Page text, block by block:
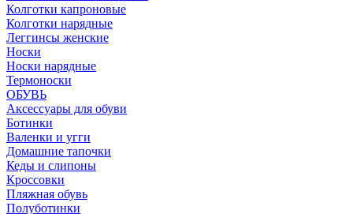
Колготки капроновые
Колготки нарядные
Леггинсы женские
Носки
Носки нарядные
Термоноски
ОБУВЬ
Аксессуары для обуви
Ботинки
Валенки и угги
Домашние тапочки
Кеды и слипоны
Кроссовки
Пляжная обувь
Полуботинки